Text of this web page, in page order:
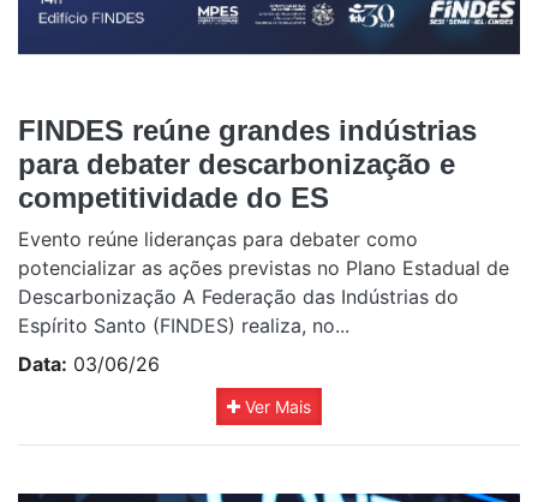
FINDES reúne grandes indústrias
para debater descarbonização e
competitividade do ES
Evento reúne lideranças para debater como
potencializar as ações previstas no Plano Estadual de
Descarbonização A Federação das Indústrias do
Espírito Santo (FINDES) realiza, no...
Data: 03/06/26
Ver Mais